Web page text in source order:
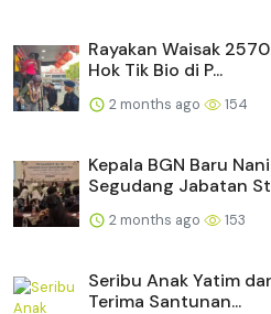
Rayakan Waisak
Hok Tik Bio di P...
2 months ago 154
Kepala BGN Baru
Segudang Jabatan
2 months ago 153
Seribu Anak Yatim
Terima Santunan...